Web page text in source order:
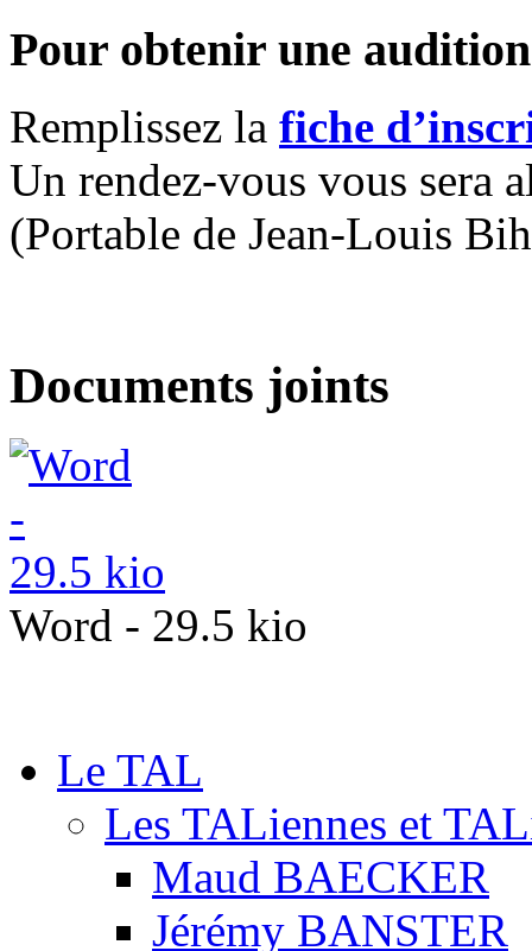
Pour obtenir une
Remplissez la fiche
Un rendez-vous vous sera
(Portable de Jean-Louis
Documents joints
Word - 29.5 kio
Le TAL
Les TALiennes et
Maud BAECKER
Jérémy BANSTER